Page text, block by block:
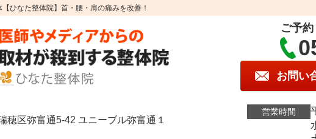
ひなた整体院】首・腰・肩の痛みを改善！
穂区弥富通5-42 ユニーブル弥富通１
ご予
お問い
営業時間